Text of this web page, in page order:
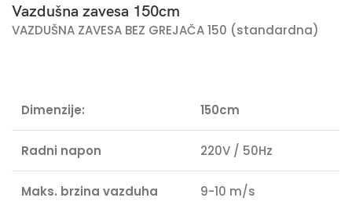
Vazdušna zavesa 150cm
VAZDUŠNA ZAVESA BEZ GREJAČA 150 (standardna)
Dimenzije: 150cm
Radni napon 220V / 50Hz
Maks. brzina vazduha 9-10 m/s